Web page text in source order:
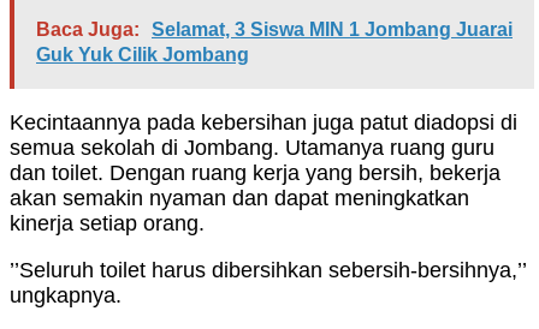
Baca Juga:
Selamat, 3 Siswa MIN 1 Jombang Juarai
Guk Yuk Cilik Jombang
Kecintaannya pada kebersihan juga patut diadopsi di
semua sekolah di Jombang. Utamanya ruang guru
dan toilet. Dengan ruang kerja yang bersih, bekerja
akan semakin nyaman dan dapat meningkatkan
kinerja setiap orang.
’’Seluruh toilet harus dibersihkan sebersih-bersihnya,’’
ungkapnya.